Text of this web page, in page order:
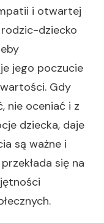
i otwartej
dziecko
jego poczucie
Gdy
nie oceniać i z
dziecka, daje
są ważne i
się na